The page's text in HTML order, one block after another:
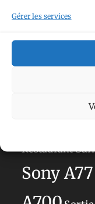
Gérer les services
Anti
Restaurant
Sony